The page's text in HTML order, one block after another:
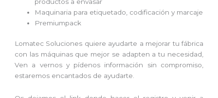
Maquinaria para etiquetado, codificación y marcaje
Premiumpack
Lomatec Soluciones quiere ayudarte a mejorar tu fábrica
con las máquinas que mejor se adapten a tu necesidad,
Ven a vernos y pídenos información sin compromiso,
estaremos encantados de ayudarte.